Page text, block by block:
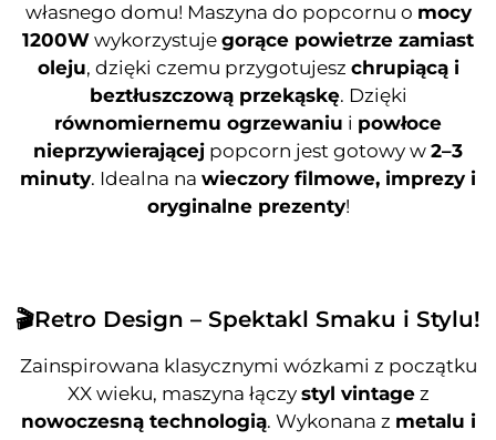
własnego domu! Maszyna do popcornu o mocy
1200W wykorzystuje gorące powietrze zamiast
oleju, dzięki czemu przygotujesz chrupiącą i
beztłuszczową przekąskę. Dzięki
równomiernemu ogrzewaniu i powłoce
nieprzywierającej popcorn jest gotowy w 2–3
minuty. Idealna na wieczory filmowe, imprezy i
oryginalne prezenty!
🎬Retro Design – Spektakl Smaku i Stylu!
Zainspirowana klasycznymi wózkami z początku
XX wieku, maszyna łączy styl vintagez
nowoczesną technologią. Wykonana z metalu i